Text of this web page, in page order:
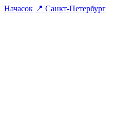
Начасок 📍 Санкт-Петербург